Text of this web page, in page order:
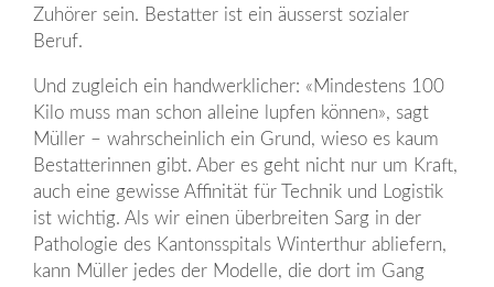
Zuhörer sein. Bestatter ist ein äusserst sozialer
Beruf.
Und zugleich ein handwerklicher: «Mindestens 100
Kilo muss man schon alleine lupfen können», sagt
Müller – wahrscheinlich ein Grund, wieso es kaum
Bestatterinnen gibt. Aber es geht nicht nur um Kraft,
auch eine gewisse Affinität für Technik und Logistik
ist wichtig. Als wir einen überbreiten Sarg in der
Pathologie des Kantonsspitals Winterthur abliefern,
kann Müller jedes der Modelle, die dort im Gang